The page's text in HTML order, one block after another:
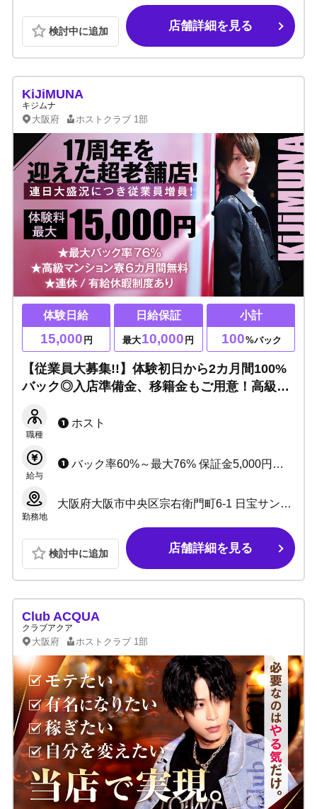
検討中に追加 店舗詳細を見る
KiJiMUNA
キジムナ
大阪府 ホストクラブ 1部
体験日給
15,000 円
日給保証
最大10,000 円
小計
100%バック
【従業員大募集!!】体験初日から2カ月間100%
バック◎入店準備金、移籍金もご用意！高級マ
ホストライフを充実させましょう！
職種
ホスト
給与
バック率60%～最大76% 保証金5,000円～10,000円
勤務地
大阪府大阪市中央区宗右衛門町6-1 日宝サンロードビル6F
検討中に追加 店舗詳細を見る
Club ACQUA
クラブアクア
大阪府 ホストクラブ 1部